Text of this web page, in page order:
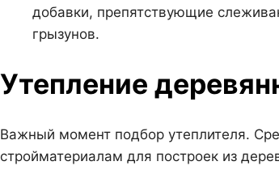
добавки, препятствующие
грызунов.
Утепление
Важный момент подбор утеплителя.
стройматериалам для построек из